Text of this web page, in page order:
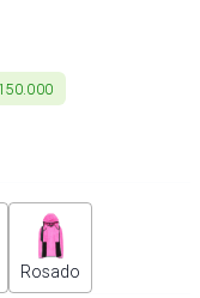
Rosado